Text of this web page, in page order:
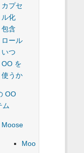
カプセ
ル化
包含
ロール
いつ
OO を
使うか
OO
ム
Moose
Moo